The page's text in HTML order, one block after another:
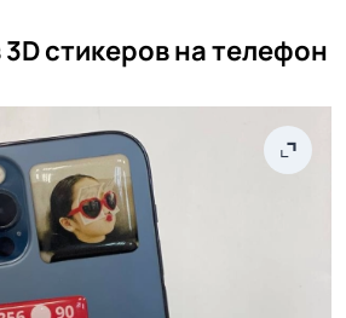
стикеров на телефон